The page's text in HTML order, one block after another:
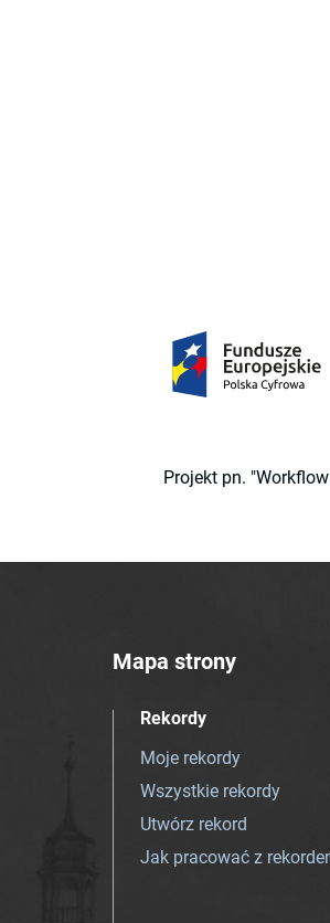
Projekt pn.
Mapa strony
Rekordy
Moje rekordy
Wszystkie rekordy
Utwórz rekord
Jak pracować z